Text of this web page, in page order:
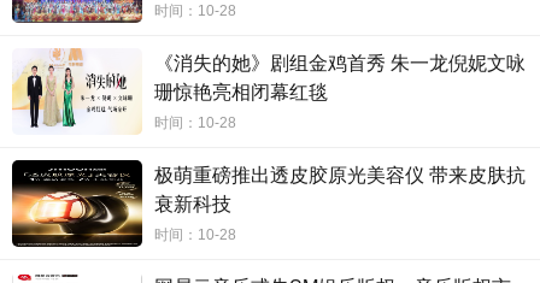
室、英国皇后乐队影视有限公司联合出品，中国电影集团公司进
口，中国电影股份有限公司、华夏电影发行有限责任公司联合发
行，长影集团译制片制作有限责任公司译制，IMAX协助推广。
时间：10-28
《消失的她》剧组金鸡首秀 朱一龙倪妮文咏
珊惊艳亮相闭幕红毯
时间：10-28
极萌重磅推出透皮胶原光美容仪 带来皮肤抗
衰新科技
时间：10-28